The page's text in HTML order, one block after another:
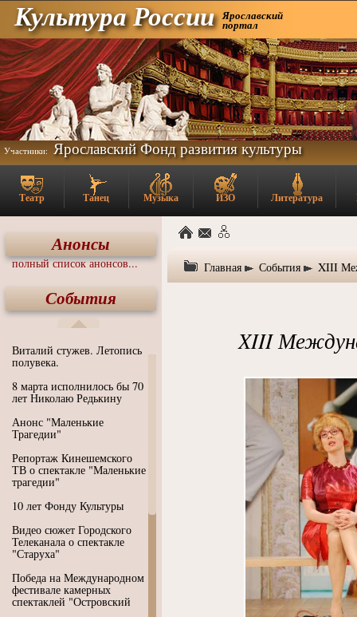
Культура России Ярославский
портал
Участники: Ярославский Фонд развития культуры
Театр Танец Музыка ИЗО Литература
Анонсы
полный список анонсов...
События
Виталий стужев. Летопись
полувека.
8 марта исполнилось бы 70
лет Николаю Редькину
Анонс "Маленькие
Трагедии"
Репортаж Кинешемского
ТВ о спектакле "Маленькие
трагедии"
10 лет Фонду Культуры
Видео сюжет Городского
Телеканала о спектакле
"Старуха"
Победа на Международном
фестивале камерных
спектаклей "Островский
Главная События XIII
XIII